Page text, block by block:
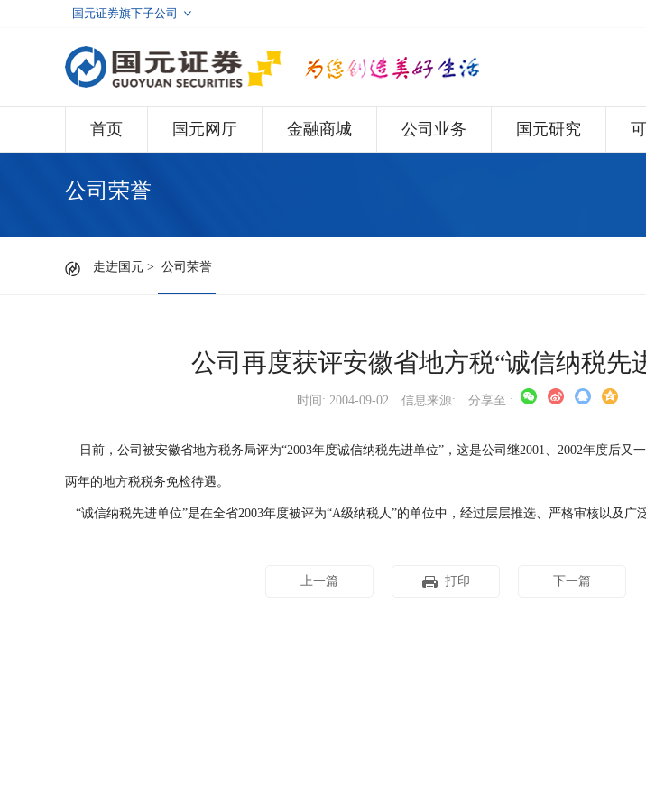
国元证券旗下子公司
首页 国元网厅 金融商城 公司业务 国元研究
公司荣誉
走进国元 > 公司荣誉
公司再度获评安徽省地方税“诚信纳税先
时间: 2004-09-02 信息来源: 分享至 :
日前，公司被安徽省地方税务局评为“2003年度诚信纳税先进单位”，这是公司继2001、2002年度后又
两年的地方税税务免检待遇。
“诚信纳税先进单位”是在全省2003年度被评为“A级纳税人”的单位中，经过层层推选、严格审核以及广
上一篇 打印 下一篇